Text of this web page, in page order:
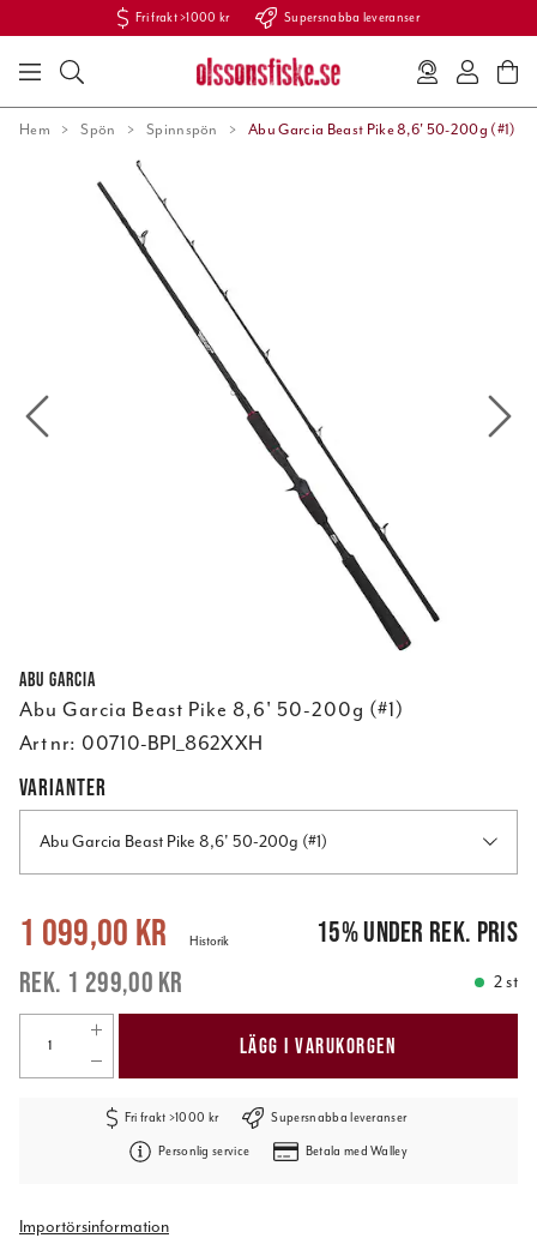
Fri frakt >1000 kr Supersnabba leveranser
Hem Spön Spinnspön Abu Garcia Beast Pike 8,6' 50-200g (#1)
Abu Garcia
Abu Garcia Beast Pike 8,6' 50-200g (#1)
Art nr: 00710-BPI_862XXH
VARIANTER
Abu Garcia Beast Pike 8,6' 50-200g (#1)
Nuvarande pris: 1 099,00 kr 1 299,00 kr
1 099,00 kr
1 299,00 kr
Historik 15%under rek. pris
2 st
LÄGG I VARUKORGEN
Fri frakt >1000 kr Supersnabba leveranser
Personlig service Betala med Walley
Importörsinformation